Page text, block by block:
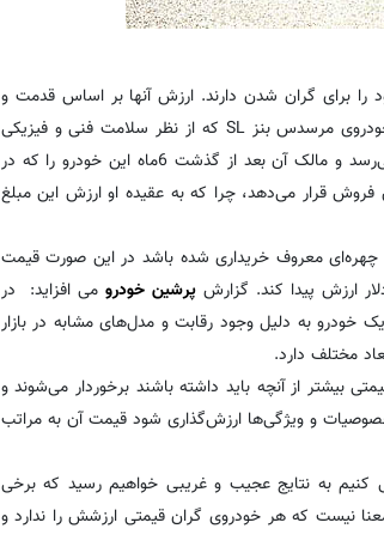
را برای گران شدن دارند. ارزش آنها بر اساس قدمت و
میزان سالم بودن خودرو ارزش‌گذاری می‌شود. برای مثال یک خودروی مرسدس بنز SL که از نظر سلامت فنی و فیزیکی
در شرایط سالمی قرار دارد با قیمت 50 هزار دلار به فروش می‌رسد و مالک آن بعد از گذشت 6ماه این خودرو را که در
80 هزار دلار در معرض فروش قرار می‌دهد، چرا که به عقیده او ارزش این مبلغ
معروف خریداری شده باشد در این صورت قیمت
ارزش پیدا کند. گزارشپرشین خودرو می افزاید: در
خودرو به دلیل وجود رقابت و مدل‌های مشابه در بازار
مختلف دارد.
بیشتر از آنچه باید داشته باشند برخوردار می‌شوند و
و ویژگی‌ها ارزش‌گذاری شود قیمت آن به مراتب
کنیم به نتایج عجیب و غریبی خواهیم رسید که برخی
نیست که هر خودروی گران قیمتی ارزشش را ندارد و